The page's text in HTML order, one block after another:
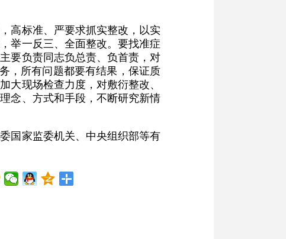
高标准、严要求抓实整改，以实
举一反三、全面整改。要找准症
要负责同志负总责、负首责，对
，所有问题都要有结果，保证质
现场检查力度，对敷衍整改、
念、方式和手段，不断研究新情
国家监委机关、中央组织部等有